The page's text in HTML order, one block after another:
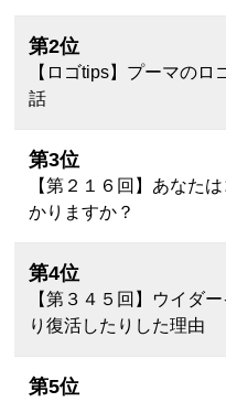
第2位
【ロゴtips】プーマの
話
第3位
【第２１６回】あなた
かりますか？
第4位
【第３４５回】ウイダ
り復活したりした理由
第5位